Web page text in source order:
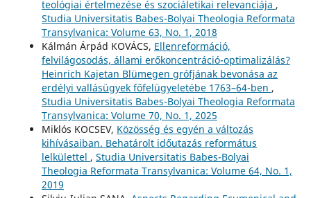
teológiai értelmezése és szociáletikai relevanciája ,
Studia Universitatis Babes-Bolyai Theologia Reformata
Transylvanica: Volume 63, No. 1, 2018
Kálmán Árpád KOVÁCS, Ellenreformáció,
felvilágosodás, állami erőkoncentráció-optimalizálás?
Heinrich Kajetan Blümegen grófjának bevonása az
erdélyi vallásügyek főfelügyeletébe 1763–64-ben ,
Studia Universitatis Babes-Bolyai Theologia Reformata
Transylvanica: Volume 70, No. 1, 2025
Miklós KOCSEV, Közösség és egyén a változás
kihívásaiban. Behatárolt időutazás református
lelkülettel , Studia Universitatis Babes-Bolyai
Theologia Reformata Transylvanica: Volume 64, No. 1,
2019